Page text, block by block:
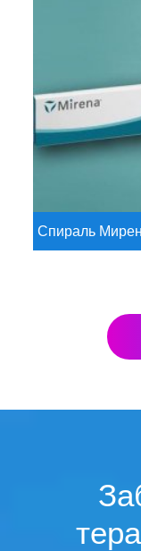
Спираль